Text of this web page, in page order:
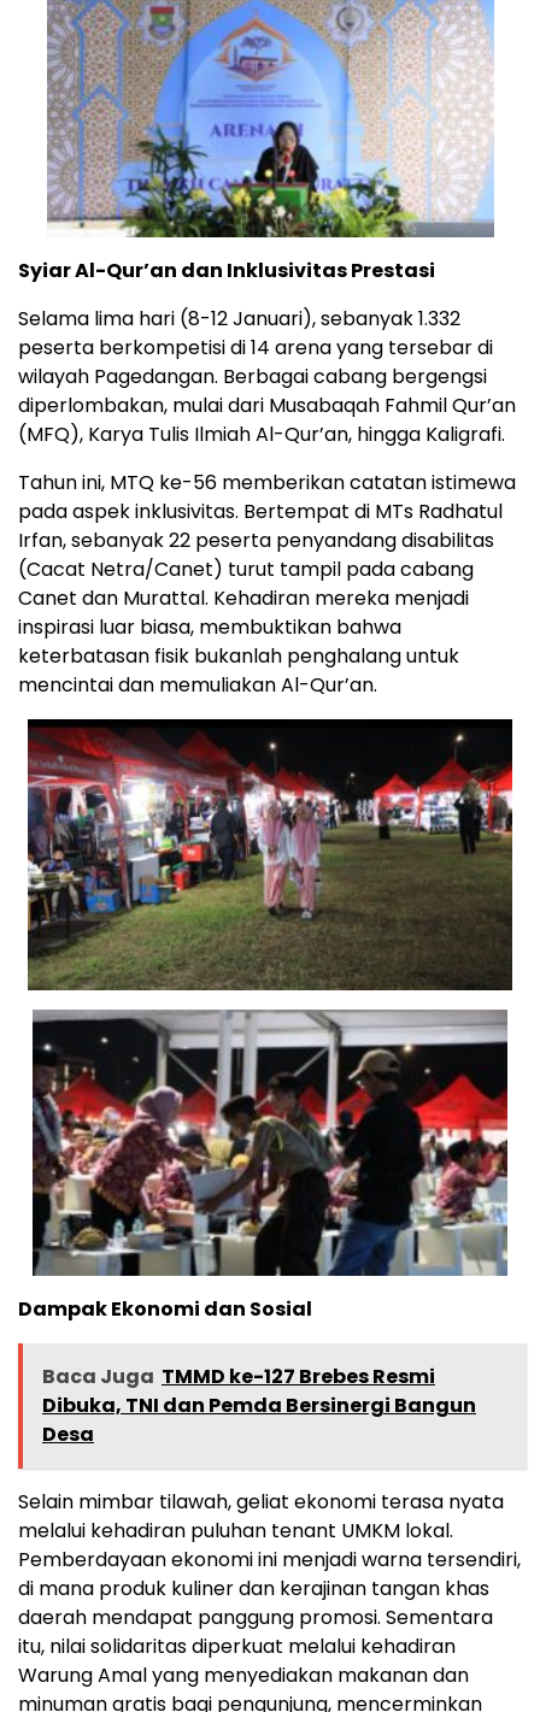
Syiar Al-Qur’an dan Inklusivitas Prestasi
Selama lima hari (8-12 Januari), sebanyak 1.332
peserta berkompetisi di 14 arena yang tersebar di
wilayah Pagedangan. Berbagai cabang bergengsi
diperlombakan, mulai dari Musabaqah Fahmil Qur’an
(MFQ), Karya Tulis Ilmiah Al-Qur’an, hingga Kaligrafi.
Tahun ini, MTQ ke-56 memberikan catatan istimewa
pada aspek inklusivitas. Bertempat di MTs Radhatul
Irfan, sebanyak 22 peserta penyandang disabilitas
(Cacat Netra/Canet) turut tampil pada cabang
Canet dan Murattal. Kehadiran mereka menjadi
inspirasi luar biasa, membuktikan bahwa
keterbatasan fisik bukanlah penghalang untuk
mencintai dan memuliakan Al-Qur’an.
Dampak Ekonomi dan Sosial
Baca Juga TMMD ke-127 Brebes Resmi
Dibuka, TNI dan Pemda Bersinergi Bangun
Desa
Selain mimbar tilawah, geliat ekonomi terasa nyata
melalui kehadiran puluhan tenant UMKM lokal.
Pemberdayaan ekonomi ini menjadi warna tersendiri,
di mana produk kuliner dan kerajinan tangan khas
daerah mendapat panggung promosi. Sementara
itu, nilai solidaritas diperkuat melalui kehadiran
Warung Amal yang menyediakan makanan dan
minuman gratis bagi pengunjung, mencerminkan